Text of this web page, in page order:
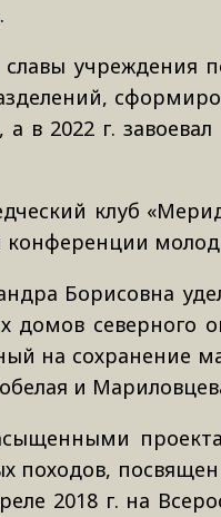
учреждения
в 2022 г.
клуб
конференции
Борисовна
домов
на сохранение
и
походов,
2018 г. на